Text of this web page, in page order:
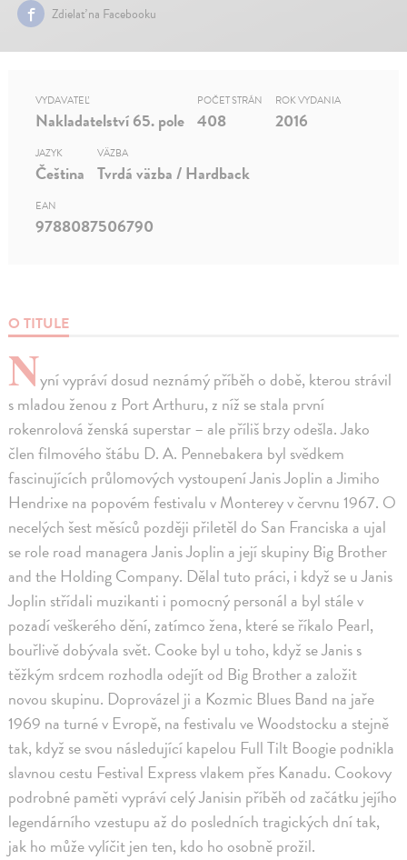
Zdielať na Facebooku
O TITULE
Nyní vypráví dosud neznámý příběh o době, kterou strávil
s mladou ženou z Port Arthuru, z níž se stala první
rokenrolová ženská superstar – ale příliš brzy odešla. Jako
člen filmového štábu D. A. Pennebakera byl svědkem
fascinujících průlomových vystoupení Janis Joplin a Jimiho
Hendrixe na popovém festivalu v Monterey v červnu 1967. O
necelých šest měsíců později přiletěl do San Franciska a ujal
se role road managera Janis Joplin a její skupiny Big Brother
and the Holding Company. Dělal tuto práci, i když se u Janis
Joplin střídali muzikanti i pomocný personál a byl stále v
pozadí veškerého dění, zatímco žena, které se říkalo Pearl,
bouřlivě dobývala svět. Cooke byl u toho, když se Janis s
těžkým srdcem rozhodla odejít od Big Brother a založit
novou skupinu. Doprovázel ji a Kozmic Blues Band na jaře
1969 na turné v Evropě, na festivalu ve Woodstocku a stejně
tak, když se svou následující kapelou Full Tilt Boogie podnikla
slavnou cestu Festival Express vlakem přes Kanadu. Cookovy
podrobné paměti vypráví celý Janisin příběh od začátku jejího
legendárního vzestupu až do posledních tragických dní tak,
jak ho může vylíčit jen ten, kdo ho osobně prožil.
VYDAVATEĽ
Nakladatelství 65. pole
POČET STRÁN
408
ROK VYDANIA
2016
JAZYK
Čeština
VÄZBA
Tvrdá väzba / Hardback
EAN
9788087506790